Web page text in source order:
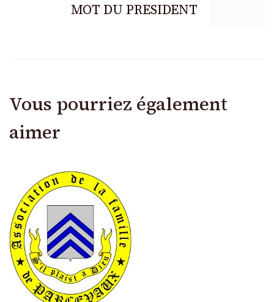
MOT DU PRESIDENT
Vous pourriez également
aimer